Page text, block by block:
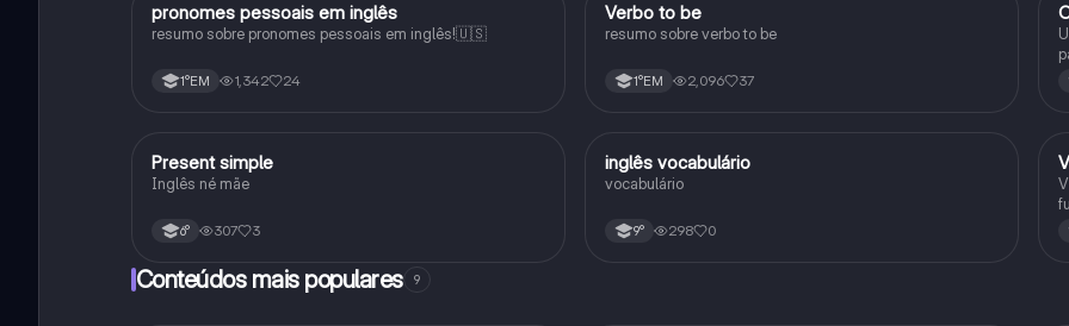
Inglês
pronomes pessoais em inglês
resumo sobre pronomes pessoais em inglês!🇺🇸
1°EM 1,342 24
Inglês
Verbo to be
resumo sobre verbo to be
1°EM 2,096 37
Inglês
Present simple
Inglês né mãe
6° 307 3
Inglês
inglês vocabulário
vocabulário
9° 298 0
Conteúdos mais populares 9